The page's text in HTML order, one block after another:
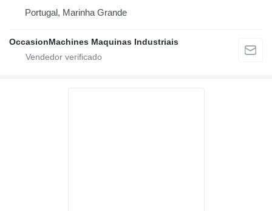
Portugal, Marinha Grande
OccasionMachines Maquinas Industriais